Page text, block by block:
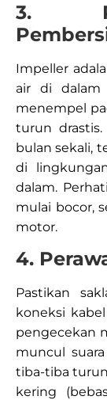
3.
Impeller
air di dalam
menempel
turun
bulan sekali,
di
dalam.
mulai bocor,
motor.​
4.
Pastikan
koneksi
pengecekan
muncul
tiba-tiba
kering